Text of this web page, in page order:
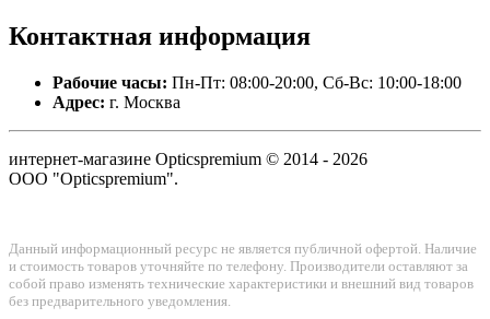
Контактная информация
Рабочие часы: Пн-Пт: 08:00-20:00, Сб-Вс: 10:00-18:00
Адрес: г. Москва
интернет-магазине Opticspremium © 2014 - 2026
ООО "Opticspremium".
Данный информационный ресурс не является публичной офертой. Наличие
и стоимость товаров уточняйте по телефону. Производители оставляют за
собой право изменять технические характеристики и внешний вид товаров
без предварительного уведомления.